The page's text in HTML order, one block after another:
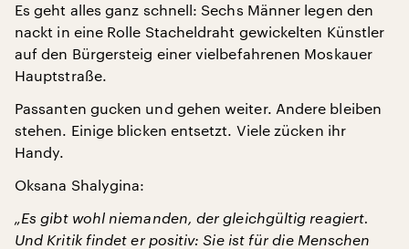
Es geht alles ganz schnell: Sechs Männer legen den
nackt in eine Rolle Stacheldraht gewickelten Künstler
auf den Bürgersteig einer vielbefahrenen Moskauer
Hauptstraße.
Passanten gucken und gehen weiter. Andere bleiben
stehen. Einige blicken entsetzt. Viele zücken ihr
Handy.
Oksana Shalygina:
„Es gibt wohl niemanden, der gleichgültig reagiert.
Und Kritik findet er positiv: Sie ist für die Menschen